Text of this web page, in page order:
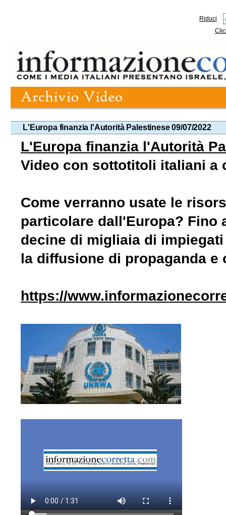
Riduci
L'Europa finanzia l'Autorità Palestinese 09/07/2022
L'Europa finanzia l'Autorità
Video con sottotitoli italiani a
Come verranno usate le
particolare dall'Europa? Fino
decine di migliaia di
la diffusione di propaganda
https://